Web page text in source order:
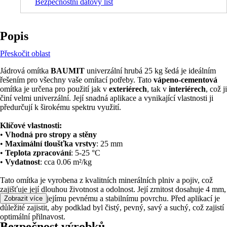
Bezpečnostní datový list
Popis
Přeskočit oblast
Jádrová omítka BAUMIT univerzální hrubá 25 kg šedá je ideálním
řešením pro všechny vaše omítací potřeby. Tato vápeno-cementová
omítka je určena pro použití jak v exteriérech, tak v interiérech, což ji
činí velmi univerzální. Její snadná aplikace a vynikající vlastnosti ji
předurčují k širokému spektru využití.
Klíčové vlastnosti:
• Vhodná pro stropy a stěny
• Maximální tloušťka vrstvy: 25 mm
• Teplota zpracování: 5-25 °C
• Vydatnost: cca 0.06 m²/kg
Tato omítka je vyrobena z kvalitních minerálních plniv a pojiv, což
zajišťuje její dlouhou životnost a odolnost. Její zrnitost dosahuje 4 mm,
což přispívá k jejímu pevnému a stabilnímu povrchu. Před aplikací je
důležité zajistit, aby podklad byl čistý, pevný, savý a suchý, což zajistí
optimální přilnavost.
Zobrazit více